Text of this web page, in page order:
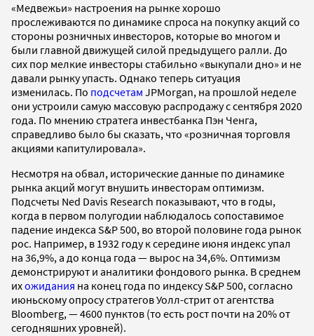
«Медвежьи» настроения на рынке хорошо
прослеживаются по динамике спроса на покупку акций со
стороны розничных инвесторов, которые во многом и
были главной движущей силой предыдущего ралли. До
сих пор мелкие инвесторы стабильно «выкупали дно» и не
давали рынку упасть. Однако теперь ситуация
изменилась. По подсчетам JPMorgan, на прошлой неделе
они устроили самую массовую распродажу с сентября 2020
года. По мнению стратега инвестбанка Пэн Ченга,
справедливо было бы сказать, что «розничная торговля
акциями капитулировала».
Несмотря на обвал, исторические данные по динамике
рынка акций могут внушить инвесторам оптимизм.
Подсчеты Ned Davis Research показывают, что в годы,
когда в первом полугодии наблюдалось сопоставимое
падение индекса S&P 500, во второй половине года рынок
рос. Например, в 1932 году к середине июня индекс упал
на 36,9%, а до конца года — вырос на 34,6%. Оптимизм
демонстрируют и аналитики фондового рынка. В среднем
ихожидания на конец года по индексу S&P 500, согласно
июньскому опросу стратегов Уолл-стрит от агентства
Bloomberg, — 4600 пунктов (то есть рост почти на 20% от
сегодняшних уровней).